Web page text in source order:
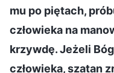
mu po piętach,
człowieka na
krzywdę. Jeżeli
człowieka, szatan